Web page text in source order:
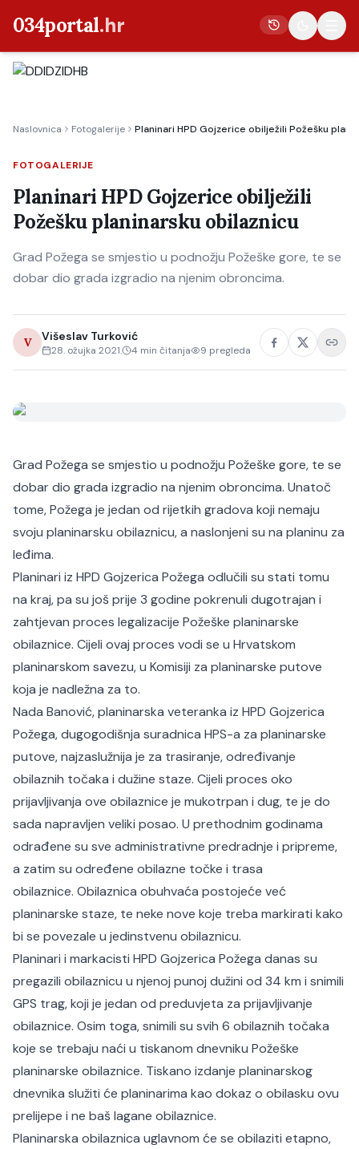
034portal.hr
Crna kronika
Poljoprivreda
Politika
Gospodarstvo
Kultura
Naslovnica Fotogalerije Planinari HPD Gojzerice obilježili Požešku
FOTOGALERIJE
Planinari HPD Gojzerice obilježili
Požešku planinarsku obilaznicu
Grad Požega se smjestio u podnožju Požeške gore, te se
dobar dio grada izgradio na njenim obroncima.
V Višeslav Turković
28. ožujka 2021. 4 min čitanja 9 pregleda
Grad Požega se smjestio u podnožju Požeške gore, te se
dobar dio grada izgradio na njenim obroncima. Unatoč
tome, Požega je jedan od rijetkih gradova koji nemaju
svoju planinarsku obilaznicu, a naslonjeni su na planinu za
leđima.
Planinari iz HPD Gojzerica Požega odlučili su stati tomu
na kraj, pa su još prije 3 godine pokrenuli dugotrajan i
zahtjevan proces legalizacije Požeške planinarske
obilaznice. Cijeli ovaj proces vodi se u Hrvatskom
planinarskom savezu, u Komisiji za planinarske putove
koja je nadležna za to.
Nada Banović, planinarska veteranka iz HPD Gojzerica
Požega, dugogodišnja suradnica HPS-a za planinarske
putove, najzaslužnija je za trasiranje, određivanje
obilaznih točaka i dužine staze. Cijeli proces oko
prijavljivanja ove obilaznice je mukotrpan i dug, te je do
sada napravljen veliki posao. U prethodnim godinama
odrađene su sve administrativne predradnje i pripreme,
a zatim su određene obilazne točke i trasa
obilaznice. Obilaznica obuhvaća postojeće već
planinarske staze, te neke nove koje treba markirati kako
bi se povezale u jedinstvenu obilaznicu.
Planinari i markacisti HPD Gojzerica Požega danas su
pregazili obilaznicu u njenoj punoj dužini od 34 km i snimili
GPS trag, koji je jedan od preduvjeta za prijavljivanje
obilaznice. Osim toga, snimili su svih 6 obilaznih točaka
koje se trebaju naći u tiskanom dnevniku Požeške
planinarske obilaznice. Tiskano izdanje planinarskog
dnevnika služiti će planinarima kao dokaz o obilasku ovu
prelijepe i ne baš lagane obilaznice.
Planinarska obilaznica uglavnom će se obilaziti etapno,